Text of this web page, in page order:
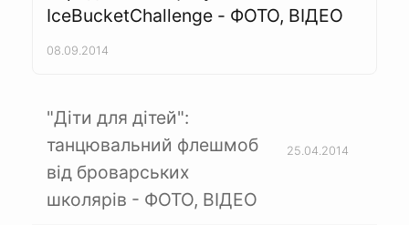
IceBucketChallenge - ФОТО, ВІДЕО
08.09.2014
"Діти для дітей":
танцювальний флешмоб
від броварських
школярів - ФОТО, ВІДЕО
25.04.2014